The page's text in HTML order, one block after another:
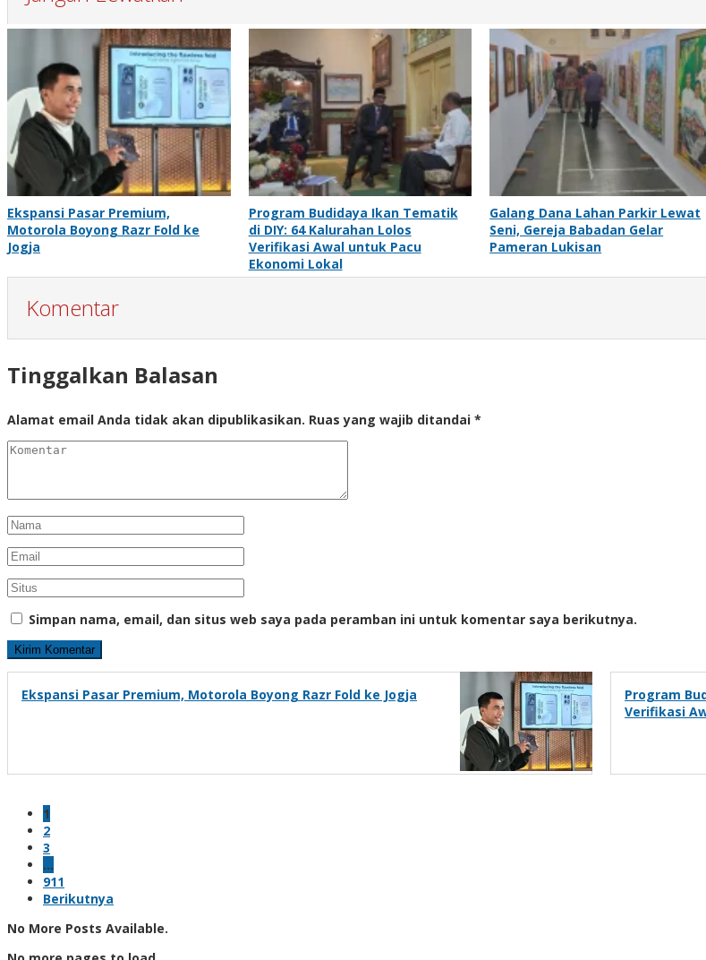
Ekspansi Pasar Premium,
Motorola Boyong Razr Fold ke
Jogja
Program Budidaya Ikan Tematik
di DIY: 64 Kalurahan Lolos
Verifikasi Awal untuk Pacu
Ekonomi Lokal
Galang Dana Lahan Parkir Lewat
Seni, Gereja Babadan Gelar
Pameran Lukisan
Komentar
Tinggalkan Balasan
Alamat email Anda tidak akan dipublikasikan. Ruas yang wajib ditandai *
Simpan nama, email, dan situs web saya pada peramban ini untuk komentar saya berikutnya.
Ekspansi Pasar Premium, Motorola Boyong Razr Fold ke Jogja
Program
Verifikasi
1
2
3
…
911
Berikutnya
No More Posts Available.